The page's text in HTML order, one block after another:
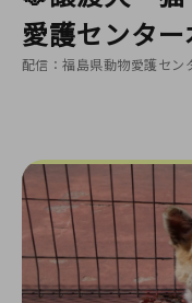
愛護センタ
配信：福島県動物愛護セン